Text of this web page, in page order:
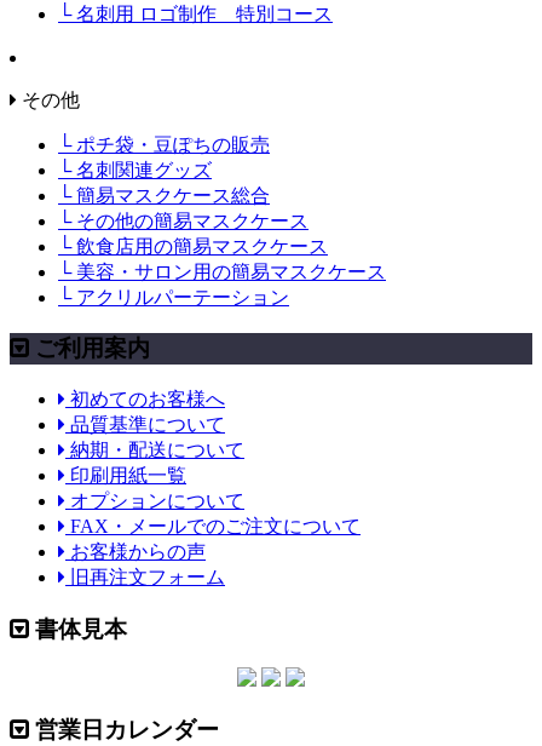
└ 名刺用 ロゴ制作 特別コース
その他
└ ポチ袋・豆ぽちの販売
└ 名刺関連グッズ
└ 簡易マスクケース総合
└ その他の簡易マスクケース
└ 飲食店用の簡易マスクケース
└ 美容・サロン用の簡易マスクケース
└ アクリルパーテーション
ご利用案内
初めてのお客様へ
品質基準について
納期・配送について
印刷用紙一覧
オプションについて
FAX・メールでのご注文について
お客様からの声
旧再注文フォーム
書体見本
営業日カレンダー